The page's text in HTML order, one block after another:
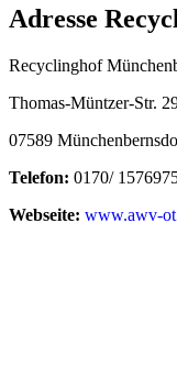
Adresse
Recyclinghof
Thomas-Müntzer-Str.
07589
Telefon: 0170/
Webseite: www.awv-